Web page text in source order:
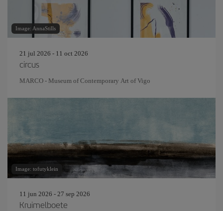
Image: AnnaStills
21 jul 2026 - 11 oct 2026
circus
MARCO - Museum of Contemporary Art of Vigo
Image: tofutyklein
11 jun 2026 - 27 sep 2026
Kruimelboete